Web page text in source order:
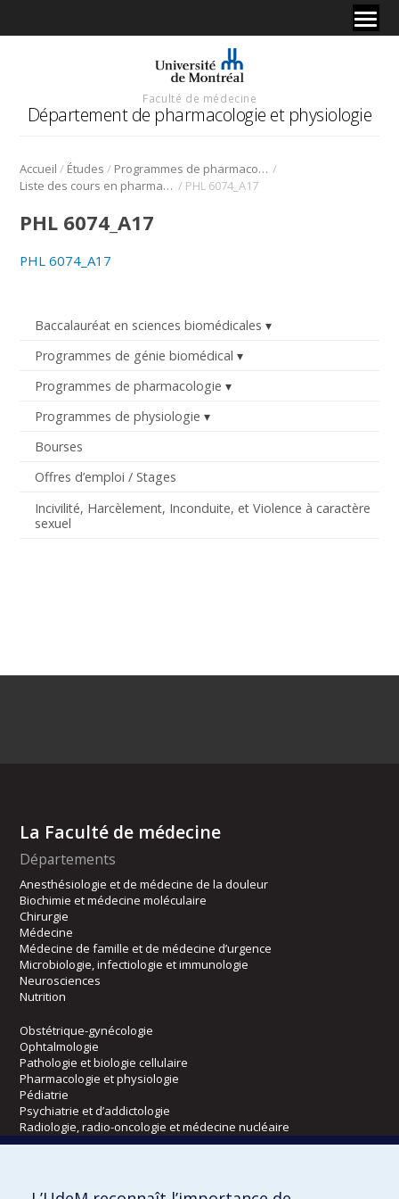
Faculté de médecine
Département de pharmacologie et physiologie
Accueil / Études / Programmes de pharmacologie /
Liste des cours en pharmacologie / PHL 6074_A17
Baccalauréat en sciences biomédicales
Programmes de génie biomédical
Programmes de pharmacologie
Programmes de physiologie
Bourses
Offres d’emploi / Stages
Incivilité, Harcèlement, Inconduite, et Violence à caractère
sexuel
PHL 6074_A17
PHL 6074_A17
La Faculté de médecine
Départements
Anesthésiologie et de médecine de la douleur
Biochimie et médecine moléculaire
Chirurgie
Médecine
Médecine de famille et de médecine d’urgence
Microbiologie, infectiologie et immunologie
Neurosciences
Nutrition
Obstétrique-gynécologie
Ophtalmologie
Pathologie et biologie cellulaire
Pharmacologie et physiologie
Pédiatrie
Psychiatrie et d’addictologie
Radiologie, radio-oncologie et médecine nucléaire